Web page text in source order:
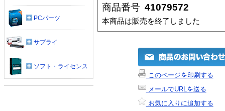
商品番号 41079572
本商品は販売を終了しました
このページを印刷する
メールでURLを送る
お気に入りに追加する
PCパーツ
サプライ
ソフト・ライセンス